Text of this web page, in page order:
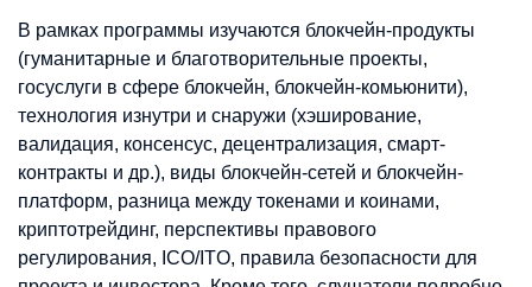
В рамках программы изучаются блокчейн-продукты
(гуманитарные и благотворительные проекты,
госуслуги в сфере блокчейн, блокчейн-комьюнити),
технология изнутри и снаружи (хэширование,
валидация, консенсус, децентрализация, смарт-
контракты и др.), виды блокчейн-сетей и блокчейн-
платформ, разница между токенами и коинами,
криптотрейдинг, перспективы правового
регулирования, ICO/ITO, правила безопасности для